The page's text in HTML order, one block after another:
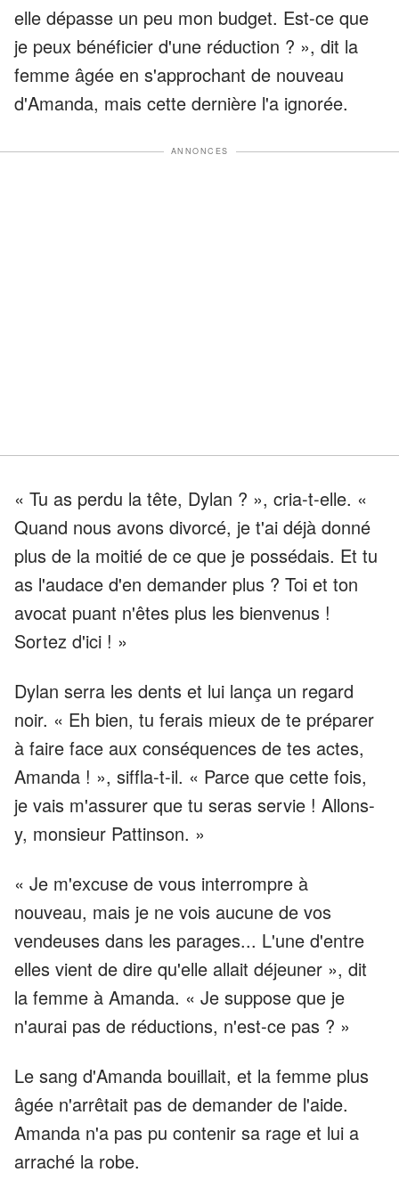
elle dépasse un peu mon budget. Est-ce que
je peux bénéficier d'une réduction ? », dit la
femme âgée en s'approchant de nouveau
d'Amanda, mais cette dernière l'a ignorée.
ANNONCES
« Tu as perdu la tête, Dylan ? », cria-t-elle. «
Quand nous avons divorcé, je t'ai déjà donné
plus de la moitié de ce que je possédais. Et tu
as l'audace d'en demander plus ? Toi et ton
avocat puant n'êtes plus les bienvenus !
Sortez d'ici ! »
Dylan serra les dents et lui lança un regard
noir. « Eh bien, tu ferais mieux de te préparer
à faire face aux conséquences de tes actes,
Amanda ! », siffla-t-il. « Parce que cette fois,
je vais m'assurer que tu seras servie ! Allons-
y, monsieur Pattinson. »
« Je m'excuse de vous interrompre à
nouveau, mais je ne vois aucune de vos
vendeuses dans les parages... L'une d'entre
elles vient de dire qu'elle allait déjeuner », dit
la femme à Amanda. « Je suppose que je
n'aurai pas de réductions, n'est-ce pas ? »
Le sang d'Amanda bouillait, et la femme plus
âgée n'arrêtait pas de demander de l'aide.
Amanda n'a pas pu contenir sa rage et lui a
arraché la robe.